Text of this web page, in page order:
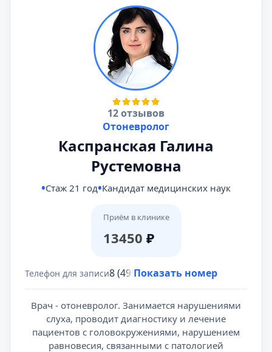
12 отзывов
Отоневролог
Каспранская Галина
Рустемовна
Стаж 21 год Кандидат медицинских наук
Приём в клинике
13450 ₽
Телефон для записи8 (495) 431-69-47
Показать номер
Врач - отоневролог. Занимается нарушениями
слуха, проводит диагностику и лечение
пациентов с головокружениями, нарушением
равновесия, связанными с патологией